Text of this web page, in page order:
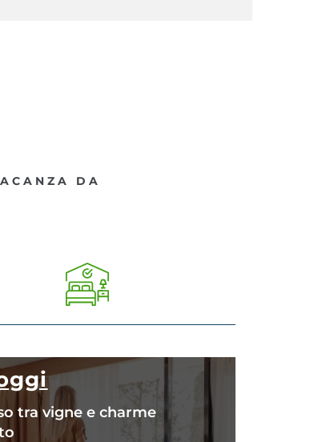
DA
tra vigne e charme